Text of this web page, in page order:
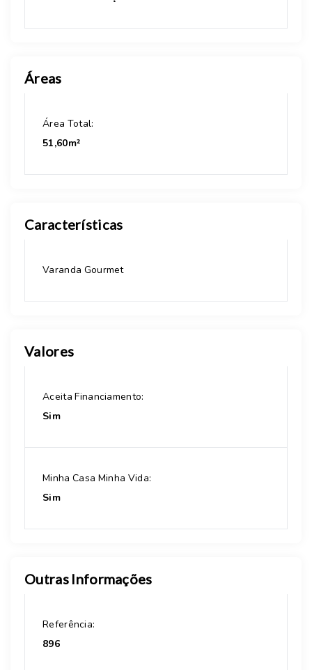
Áreas
Área Total:
51,60m²
Características
Varanda Gourmet
Valores
Aceita Financiamento:
Sim
Minha Casa Minha Vida:
Sim
Outras Informações
Referência:
896